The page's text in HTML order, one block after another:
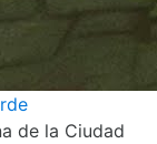
de la Ciudad